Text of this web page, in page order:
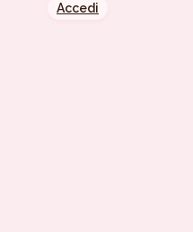
Accedi